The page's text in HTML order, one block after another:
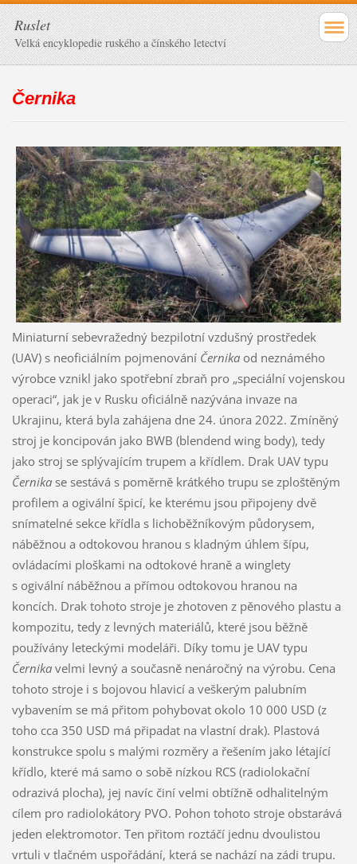
Ruslet
Velká encyklopedie ruského a čínského letectví
Černika
Miniaturní sebevražedný bezpilotní vzdušný prostředek
(UAV) s neoficiálním pojmenování Černikaod neznámého
výrobce vznikl jako spotřební zbraň pro „speciální vojenskou
operaci“, jak je v Rusku oficiálně nazývána invaze na
Ukrajinu, která byla zahájena dne 24. února 2022. Zmíněný
stroj je koncipován jako BWB (blendend wing body), tedy
jako stroj se splývajícím trupem a křídlem. Drak UAV typu
Černikase sestává s poměrně krátkého trupu se zploštěným
profilem a ogivální špicí, ke kterému jsou připojeny dvě
snímatelné sekce křídla s lichoběžníkovým půdorysem,
náběžnou a odtokovou hranou s kladným úhlem šípu,
ovládacími ploškami na odtokové hraně a winglety
s ogivální náběžnou a přímou odtokovou hranou na
koncích. Drak tohoto stroje je zhotoven z pěnového plastu a
kompozitu, tedy z levných materiálů, které jsou běžně
používány leteckými modeláři. Díky tomu je UAV typu
Černikavelmi levný a současně nenáročný na výrobu. Cena
tohoto stroje i s bojovou hlavicí a veškerým palubním
vybavením se má přitom pohybovat okolo 10 000 USD (z
toho cca 350 USD má připadat na vlastní drak). Plastová
konstrukce spolu s malými rozměry a řešením jako létající
křídlo, které má samo o sobě nízkou RCS (radiolokační
odrazivá plocha), jej navíc činí velmi obtížně odhalitelným
cílem pro radiolokátory PVO. Pohon tohoto stroje obstarává
jeden elektromotor. Ten přitom roztáčí jednu dvoulistou
vrtuli v tlačném uspořádání, která se nachází na zádi trupu.